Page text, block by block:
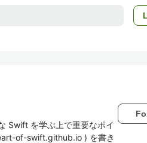
Swift を学ぶ上で重要なポイ
of-swift.github.io ) を書き